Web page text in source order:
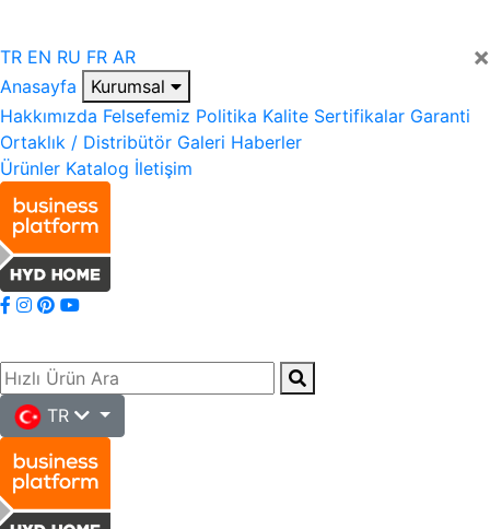
×
TR EN RU FR AR
Anasayfa
Kurumsal
Hakkımızda Felsefemiz Politika Kalite Sertifikalar Garanti
Ortaklık / Distribütör Galeri Haberler
Ürünler Katalog İletişim
TR